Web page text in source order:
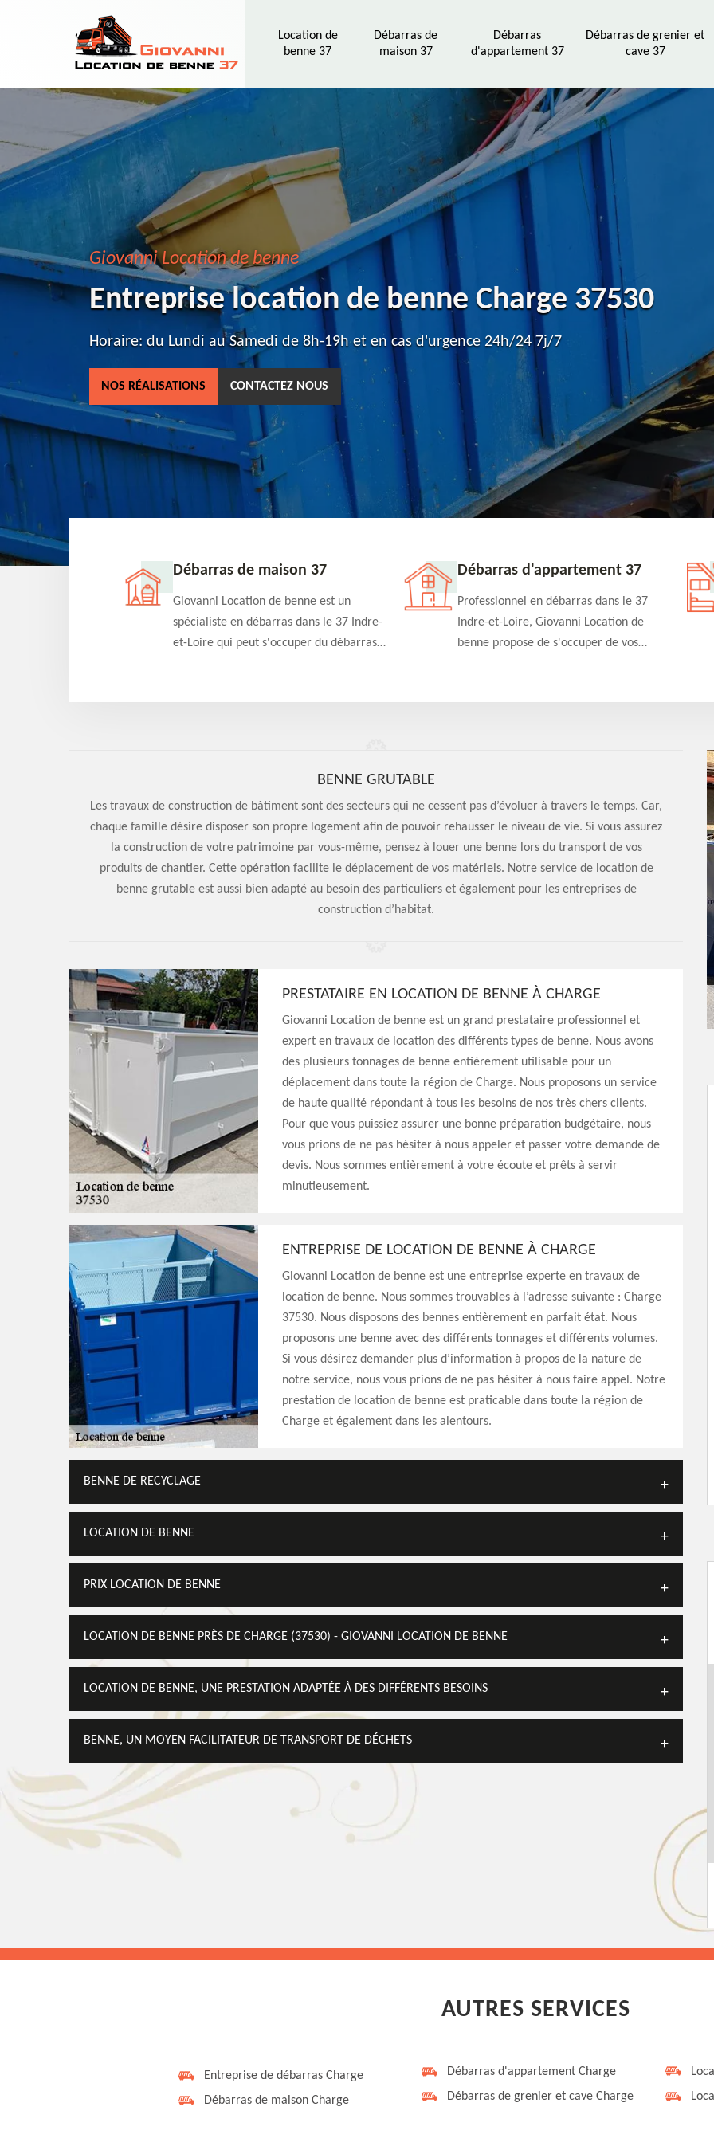
Location de
benne 37
Débarras de
maison 37
Débarras
d'appartement 37
Débarras de grenier et
cave 37
Giovanni Location de benne
Entreprise location de benne Charge 37530
Horaire: du Lundi au Samedi de 8h-19h et en cas d'urgence 24h/24 7j/7
NOS RÉALISATIONS CONTACTEZ NOUS
37 Débarras de maison 37
Giovanni Location de benne est un
spécialiste en débarras dans le 37 Indre-
et-Loire qui peut s'occuper du débarras
et efficace
Débarras d'appartement 37
Professionnel en débarras dans le 37
Indre-et-Loire, Giovanni Location de
benne propose de s'occuper de vos
qualité en toute circonstance
BENNE GRUTABLE
Les travaux de construction de bâtiment sont des secteurs qui ne cessent pas d’évoluer à travers le temps. Car,
chaque famille désire disposer son propre logement afin de pouvoir rehausser le niveau de vie. Si vous assurez
la construction de votre patrimoine par vous-même, pensez à louer une benne lors du transport de vos
produits de chantier. Cette opération facilite le déplacement de vos matériels. Notre service de location de
benne grutable est aussi bien adapté au besoin des particuliers et également pour les entreprises de
construction d’habitat.
PRESTATAIRE EN LOCATION DE BENNE À CHARGE
Giovanni Location de benne est un grand prestataire professionnel et
expert en travaux de location des différents types de benne. Nous avons
des plusieurs tonnages de benne entièrement utilisable pour un
déplacement dans toute la région de Charge. Nous proposons un service
de haute qualité répondant à tous les besoins de nos très chers clients.
Pour que vous puissiez assurer une bonne préparation budgétaire, nous
vous prions de ne pas hésiter à nous appeler et passer votre demande de
devis. Nous sommes entièrement à votre écoute et prêts à servir
minutieusement.
ENTREPRISE DE LOCATION DE BENNE À CHARGE
Giovanni Location de benne est une entreprise experte en travaux de
location de benne. Nous sommes trouvables à l’adresse suivante : Charge
37530. Nous disposons des bennes entièrement en parfait état. Nous
proposons une benne avec des différents tonnages et différents volumes.
Si vous désirez demander plus d’information à propos de la nature de
notre service, nous vous prions de ne pas hésiter à nous faire appel. Notre
prestation de location de benne est praticable dans toute la région de
Charge et également dans les alentours.
BENNE DE RECYCLAGE
LOCATION DE BENNE
PRIX LOCATION DE BENNE
LOCATION DE BENNE PRÈS DE CHARGE (37530) - GIOVANNI LOCATION DE BENNE
LOCATION DE BENNE, UNE PRESTATION ADAPTÉE À DES DIFFÉRENTS BESOINS
BENNE, UN MOYEN FACILITATEUR DE TRANSPORT DE DÉCHETS
AUTRES SERVICES
Entreprise de débarras Charge
Débarras de maison Charge
Débarras d'appartement Charge
Débarras de grenier et cave Charge